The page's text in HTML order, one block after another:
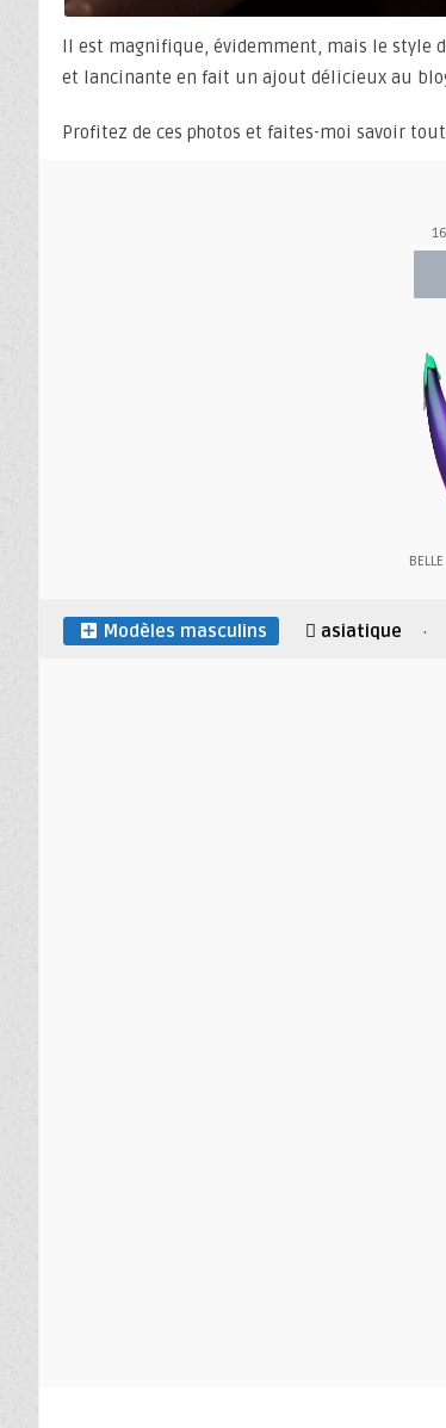
Il est magnifique, évidemment, mais le style
et lancinante en fait un ajout délicieux au
Profitez de ces photos et faites-moi savoir
Modèles masculins asiatique ·